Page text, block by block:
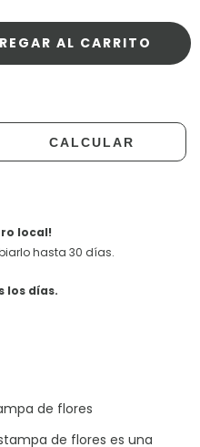
CALCULAR
local!
hasta 30 días.
los días.
de flores
de flores es una